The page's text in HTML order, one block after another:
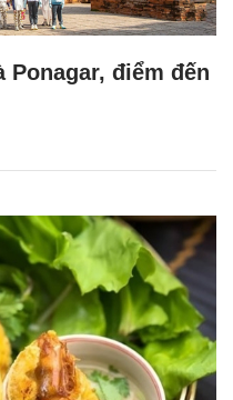
Ponagar, điểm đến